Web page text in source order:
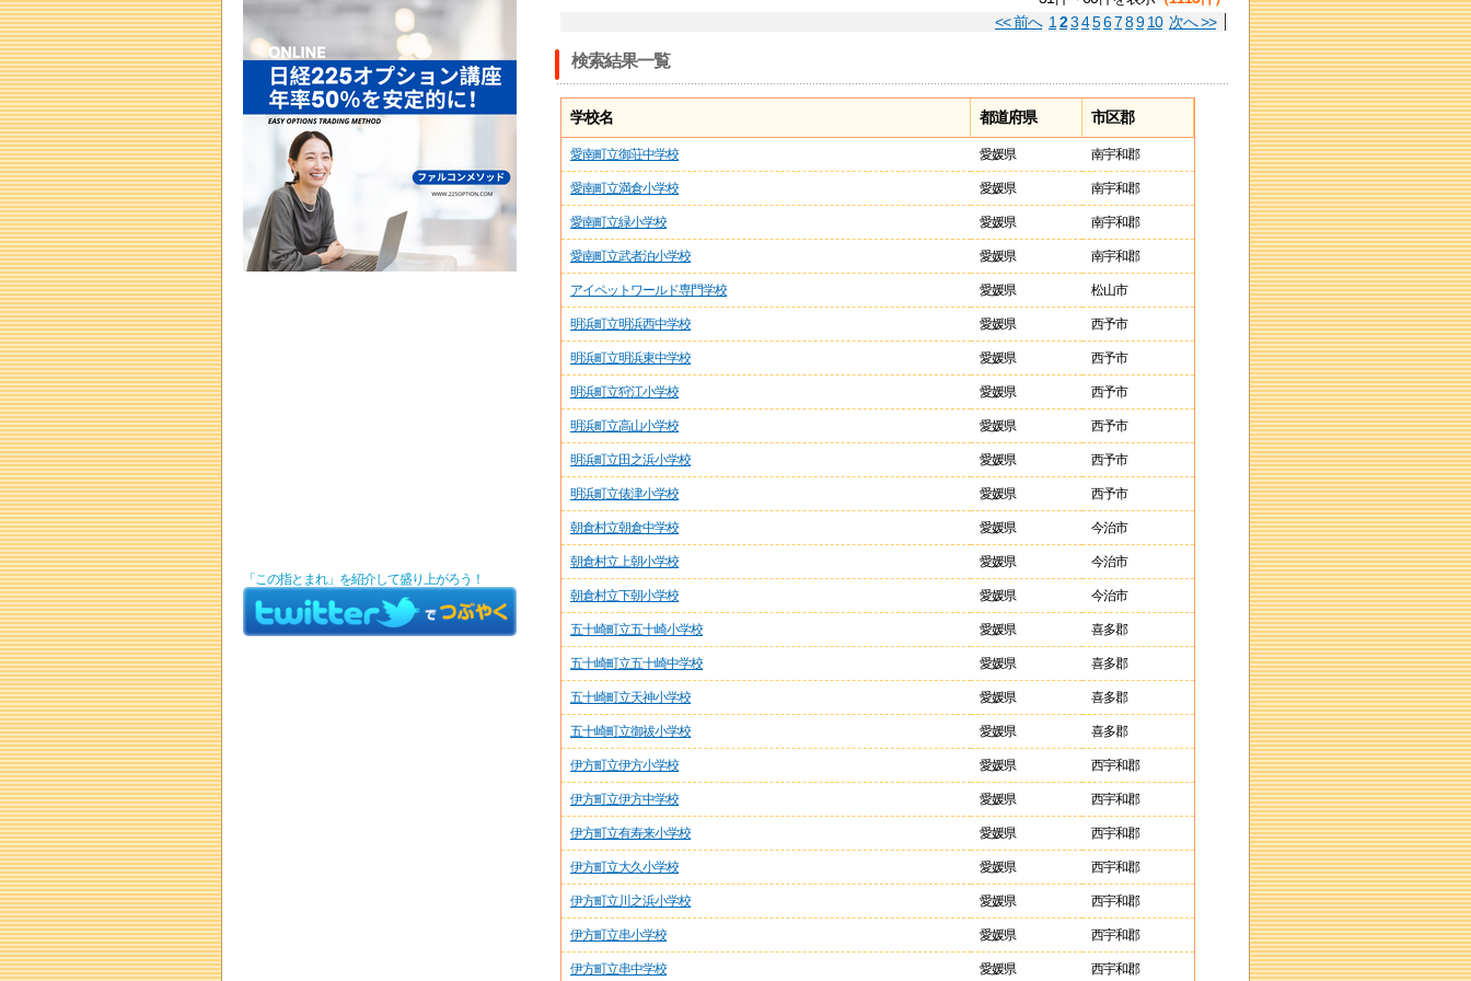
<< 前へ 1 23456789 10 次へ >>
検索結果一覧
学校名 都道府県 市区郡
愛南町立御荘中学校 愛媛県 南宇和郡
愛南町立満倉小学校 愛媛県 南宇和郡
愛南町立緑小学校 愛媛県 南宇和郡
愛南町立武者泊小学校 愛媛県 南宇和郡
アイペットワールド専門学校 愛媛県 松山市
明浜町立明浜西中学校 愛媛県 西予市
明浜町立明浜東中学校 愛媛県 西予市
明浜町立狩江小学校 愛媛県 西予市
明浜町立高山小学校 愛媛県 西予市
明浜町立田之浜小学校 愛媛県 西予市
明浜町立俵津小学校 愛媛県 西予市
朝倉村立朝倉中学校 愛媛県 今治市
朝倉村立上朝小学校 愛媛県 今治市
朝倉村立下朝小学校 愛媛県 今治市
五十崎町立五十崎小学校 愛媛県 喜多郡
五十崎町立五十崎中学校 愛媛県 喜多郡
五十崎町立天神小学校 愛媛県 喜多郡
五十崎町立御祓小学校 愛媛県 喜多郡
伊方町立伊方小学校 愛媛県 西宇和郡
伊方町立伊方中学校 愛媛県 西宇和郡
伊方町立有寿来小学校 愛媛県 西宇和郡
伊方町立大久小学校 愛媛県 西宇和郡
伊方町立川之浜小学校 愛媛県 西宇和郡
伊方町立串小学校 愛媛県 西宇和郡
伊方町立串中学校 愛媛県 西宇和郡
「この指とまれ」を紹介して盛り上がろう！